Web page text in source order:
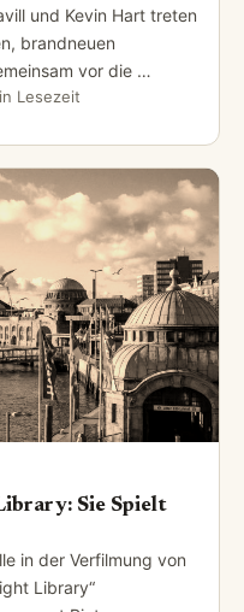
und Kevin Hart treten
brandneuen
vor die …
Lesezeit
Sie Spielt
in der Verfilmung von
Library“